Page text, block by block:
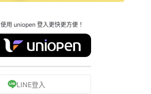
使用 uniopen 登入更快更方便！
LINE登入